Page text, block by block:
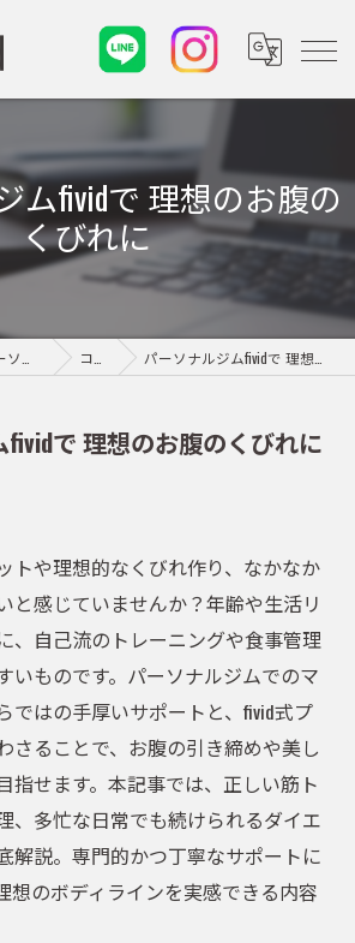
ムfividで 理想のお腹の
くびれに
コラム パーソナルジムfividで 理想のお腹のくびれに
で 理想のお腹のくびれに
トや理想的なくびれ作り、なかなか
と感じていませんか？年齢や生活リ
、自己流のトレーニングや食事管理
いものです。パーソナルジムでのマ
ではの手厚いサポートと、fivid式プ
さることで、お腹の引き締めや美し
指せます。本記事では、正しい筋ト
、多忙な日常でも続けられるダイエ
解説。専門的かつ丁寧なサポートに
想のボディラインを実感できる内容